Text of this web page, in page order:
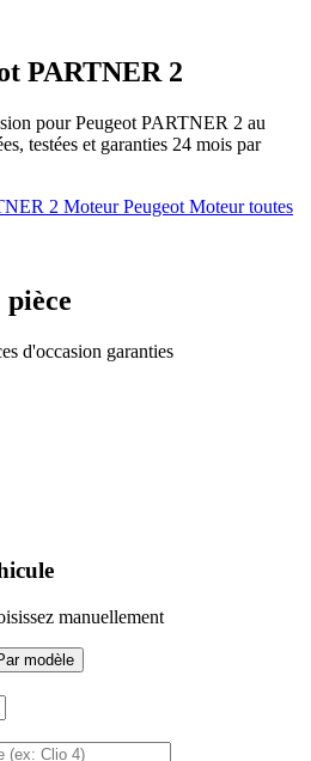
PARTNER 2
pour Peugeot PARTNER 2 au
testées et garanties 24 mois par
2 Moteur Peugeot Moteur toutes
d'occasion garanties
manuellement
modèle